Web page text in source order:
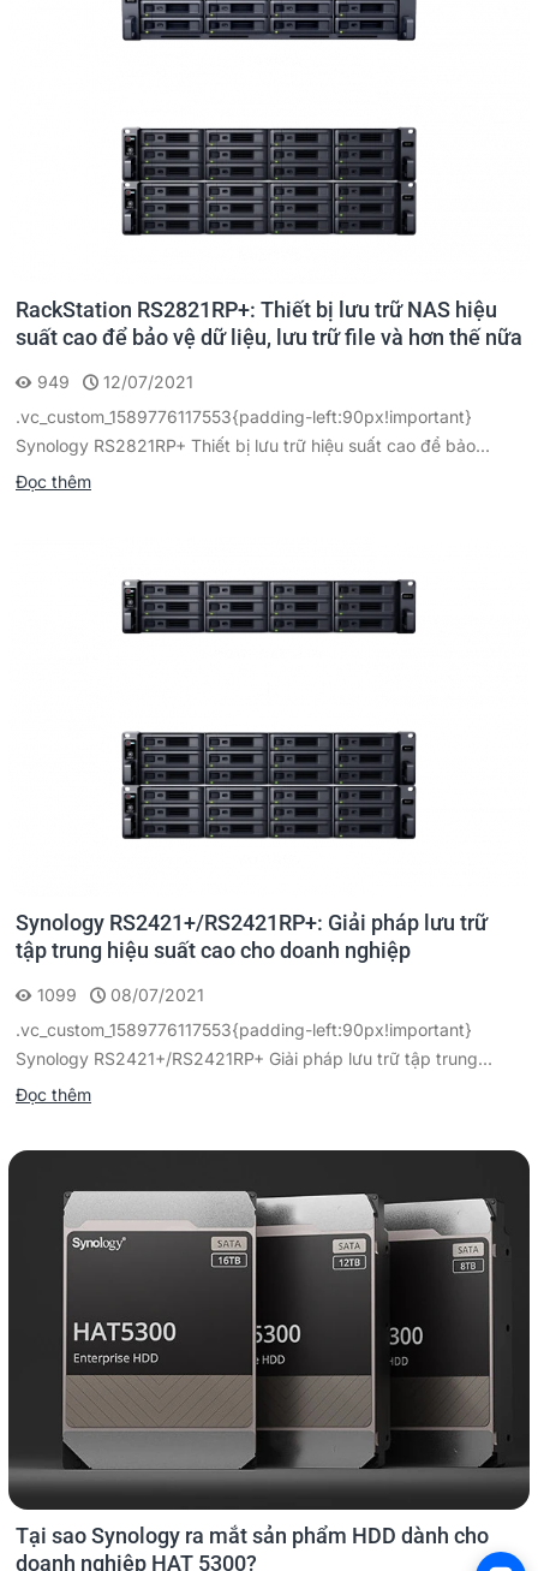
RackStation RS2821RP+: Thiết bị lưu trữ NAS hiệu
suất cao để bảo vệ dữ liệu, lưu trữ file và hơn thế nữa
949
12/07/2021
.vc_custom_1589776117553{padding-left:90px!important}
Synology RS2821RP+ Thiết bị lưu trữ hiệu suất cao để bảo...
Đọc thêm
Synology RS2421+​/​RS2421RP+: Giải pháp lưu trữ
tập trung hiệu suất cao cho doanh nghiệp
1099
08/07/2021
.vc_custom_1589776117553{padding-left:90px!important}
Synology RS2421+/RS2421RP+ Giải pháp lưu trữ tập trung...
Đọc thêm
Tại sao Synology ra mắt sản phẩm HDD dành cho
doanh nghiệp HAT 5300?